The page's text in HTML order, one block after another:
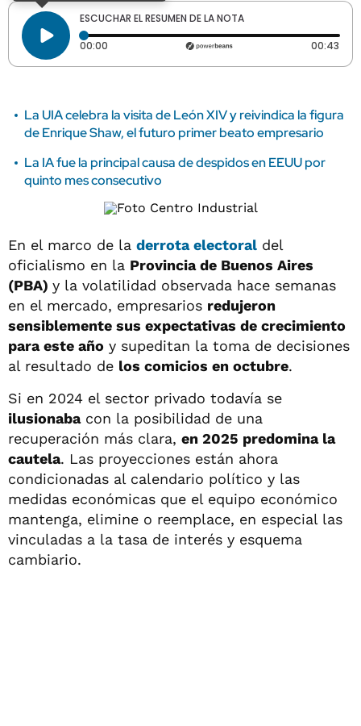
ESCUCHAR EL RESUMEN DE LA NOTA
00:00 Tiempo transcurrido: 0 segundos 00:43
La UIA celebra la visita de León XIV y reivindica la figura
de Enrique Shaw, el futuro primer beato empresario
La IA fue la principal causa de despidos en EEUU por
quinto mes consecutivo
En el marco de la derrota electoral del
oficialismo en la Provincia de Buenos Aires
(PBA) y la volatilidad observada hace semanas
en el mercado, empresarios redujeron
sensiblemente sus expectativas de crecimiento
para este año y supeditan la toma de decisiones
al resultado de los comicios en octubre.
Si en 2024 el sector privado todavía se
ilusionabacon la posibilidad de una
recuperación más clara, en 2025 predomina la
cautela. Las proyecciones están ahora
condicionadas al calendario político y las
medidas económicas que el equipo económico
mantenga, elimine o reemplace, en especial las
vinculadas a la tasa de interés y esquema
cambiario.